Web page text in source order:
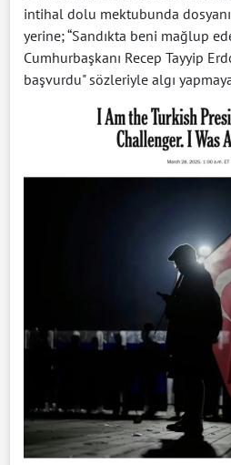
intihal dolu mektubunda
yerine; “Sandıkta beni mağlup
Cumhurbaşkanı Recep Tayyip
başvurdu" sözleriyle algı yapmaya